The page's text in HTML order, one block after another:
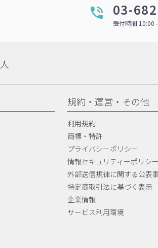
03-
受付時間 10:00
人
規約・運営・その他
利用規約
商標・特許
プライバシーポリシー
情報セキュリティーポリシー
外部送信規律に関する公表
特定商取引法に基づく表示
企業情報
サービス利用環境